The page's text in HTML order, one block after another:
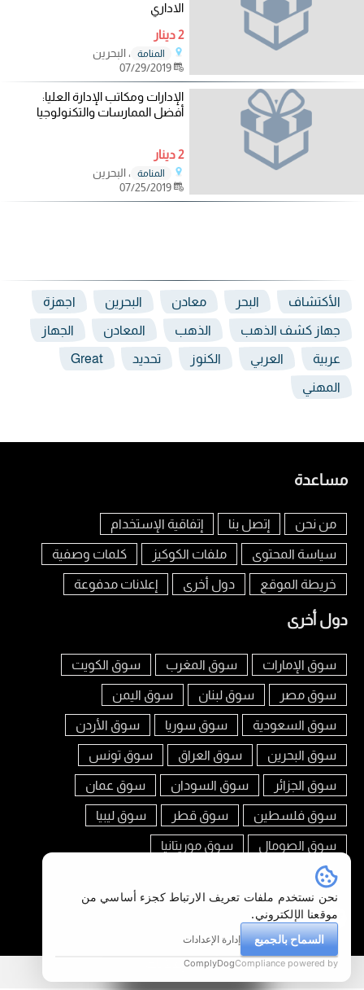
الاداري
2 دينار
المنامة
، البحرين
07/29/2019
الإدارات ومكاتب الإدارة العليا:
أفضل الممارسات والتكنولوجيا
2 دينار
المنامة
، البحرين
07/25/2019
الأكتشاف البحر معادن البحرين اجهزة
جهاز كشف الذهب الذهب المعادن الجهاز
عربية العربي الكنوز تحديد Great
المهني
أضف إعلانك
مساعدة
من نحن إتصل بنا إتفاقية الإستخدام
سياسة المحتوى ملفات الكوكيز كلمات وصفية
خريطة الموقع دول أخرى إعلانات مدفوعة
دول أخرى
سوق الإمارات سوق المغرب سوق الكويت
سوق مصر سوق لبنان سوق اليمن
سوق السعودية سوق سوريا سوق الأردن
سوق البحرين سوق العراق سوق تونس
سوق الجزائر سوق السودان سوق عمان
سوق فلسطين سوق قطر سوق ليبيا
سوق الصومال سوق موريتانيا
تابعنا على
سوق العرب البحرين © 2026
نحن نستخدم ملفات تعريف الارتباط كجزء أساسي من
موقعنا الإلكتروني.
السماح بالجميع
إدارة الإعدادات
Compliance powered by
ComplyDog